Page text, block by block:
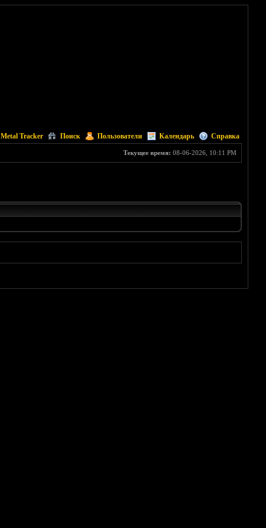
Metal Tracker Поиск Пользователи Календарь Справка
Текущее время: 08-06-2026, 10:11 PM